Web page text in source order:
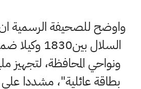
واوضح للصحيفة الرسمية ان
السلال
بطاقة عائلية"، مشددا